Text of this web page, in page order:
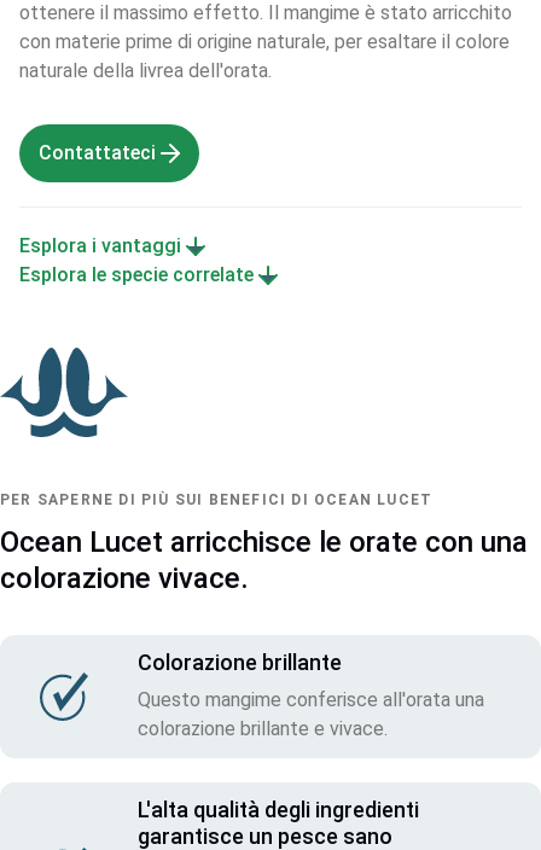
ottenere il massimo effetto. Il mangime è stato arricchito
con materie prime di origine naturale, per esaltare il colore
naturale della livrea dell'orata.
Contattateci
Esplora i vantaggi
Esplora le specie correlate
PER SAPERNE DI PIÙ SUI BENEFICI DI OCEAN LUCET
Ocean Lucet arricchisce le orate con una
colorazione vivace.
Colorazione brillante
Questo mangime conferisce all'orata una
colorazione brillante e vivace.
L'alta qualità degli ingredienti
garantisce un pesce sano